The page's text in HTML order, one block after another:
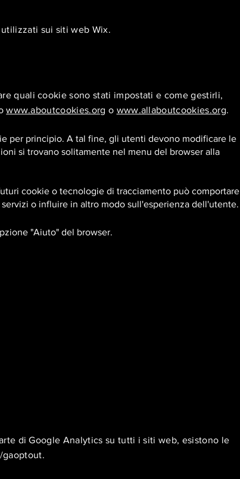
sui siti web Wix.
quali cookie sono stati impostati e come gestirli,
www.aboutcookies.org o www.allaboutcookies.org.
per principio. A tal fine, gli utenti devono modificare le
si trovano solitamente nel menu del browser alla
cookie o tecnologie di tracciamento può comportare
o influire in altro modo sull'esperienza dell'utente.
"Aiuto" del browser.
di Google Analytics su tutti i siti web, esistono le
gaoptout.